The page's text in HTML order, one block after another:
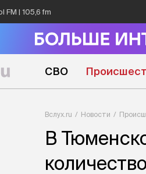
FM | 105,6 fm
СВО
Вслух.ru Новости
В